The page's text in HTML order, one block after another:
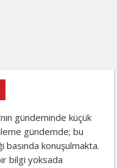
gündeminde küçük
gündemde; bu
konuşulmakta.
bilgi yoksada